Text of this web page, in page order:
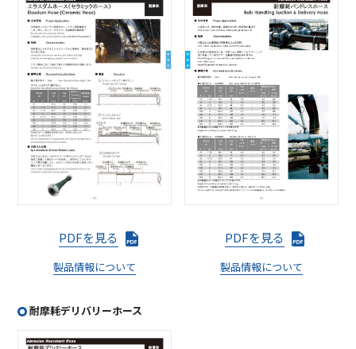
PDFを見る
製品情報について
PDFを見る
製品情報について
耐摩耗デリバリーホース